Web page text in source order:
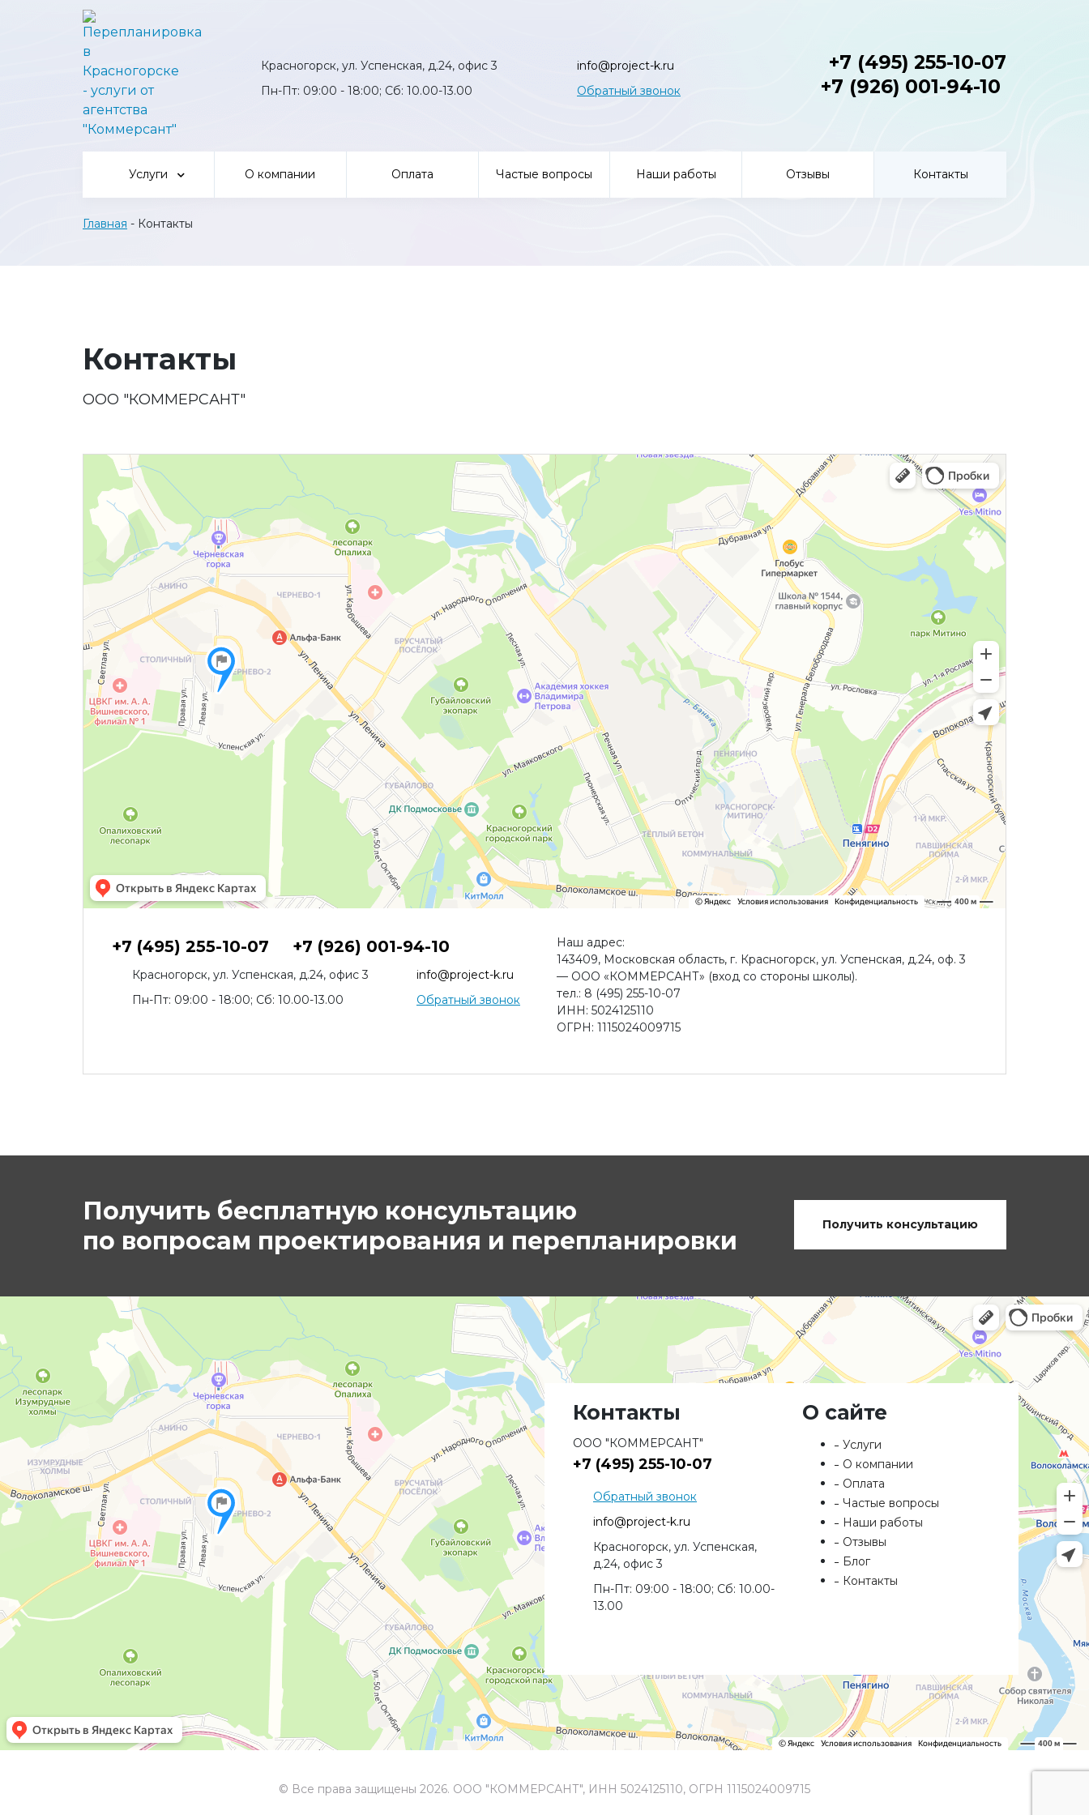
Красногорск, ул. Успенская, д.24, офис 3
Пн-Пт: 09:00 - 18:00; Сб: 10.00-13.00
info@project-k.ru
Обратный звонок
+7 (495) 255-10-07
+7 (926) 001-94-10
Услуги О компании Оплата Частые вопросы Наши работы Отзывы Контакты
Главная - Контакты
Контакты
ООО "КОММЕРСАНТ"
+7 (495) 255-10-07 +7 (926) 001-94-10
Красногорск, ул. Успенская, д.24, офис 3
Пн-Пт: 09:00 - 18:00; Сб: 10.00-13.00
info@project-k.ru
Обратный звонок
Наш адрес:
143409, Московская область, г. Красногорск, ул. Успенская, д.24, оф. 3
— ООО «КОММЕРСАНТ» (вход со стороны школы).
тел.: 8 (495) 255-10-07
ИНН: 5024125110
ОГРН: 1115024009715
Получить бесплатную консультацию
по вопросам проектирования и перепланировки
Получить консультацию
Контакты
ООО "КОММЕРСАНТ"
+7 (495) 255-10-07
Обратный звонок
info@project-k.ru
Красногорск, ул. Успенская,
д.24, офис 3
Пн-Пт: 09:00 - 18:00; Сб: 10.00-
13.00
О сайте
Услуги
О компании
Оплата
Частые вопросы
Наши работы
Отзывы
Блог
Контакты
© Все права защищены 2026. ООО "КОММЕРСАНТ", ИНН 5024125110, ОГРН 1115024009715